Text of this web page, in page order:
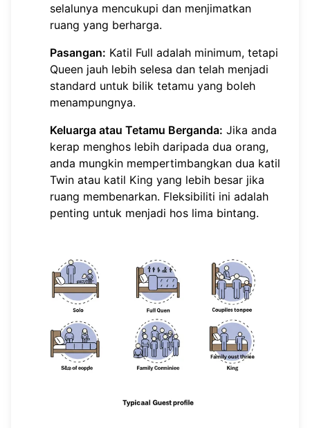
selalunya mencukupi dan menjimatkan
ruang yang berharga.
Pasangan: Katil Full adalah minimum, tetapi
Queen jauh lebih selesa dan telah menjadi
standard untuk bilik tetamu yang boleh
menampungnya.
Keluarga atau Tetamu Berganda: Jika anda
kerap menghos lebih daripada dua orang,
anda mungkin mempertimbangkan dua katil
Twin atau katil King yang lebih besar jika
ruang membenarkan. Fleksibiliti ini adalah
penting untuk menjadi hos lima bintang.